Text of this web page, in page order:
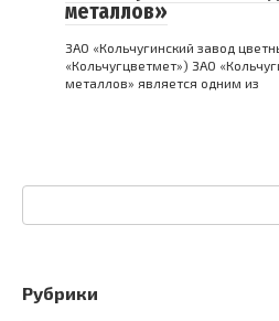
металлов»
ЗАО «Кольчугинский завод
«Кольчугцветмет») ЗАО
металлов» является одним из
Поиск:
Рубрики